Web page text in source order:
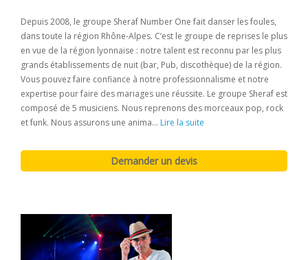
Depuis 2008, le groupe Sheraf Number One fait danser les foules,
dans toute la région Rhône-Alpes. C’est le groupe de reprises le plus
en vue de la région lyonnaise : notre talent est reconnu par les plus
grands établissements de nuit (bar, Pub, discothèque) de la région.
Vous pouvez faire confiance à notre professionnalisme et notre
expertise pour faire des mariages une réussite. Le groupe Sheraf est
composé de 5 musiciens. Nous reprenons des morceaux pop, rock
et funk. Nous assurons une anima... Lire la suite